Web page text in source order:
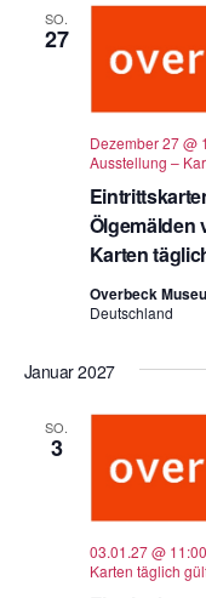
SO.
27
Ölgemälden
Karten
Dezember 27 @
Ausstellung –
Overbeck
Deutschland
Januar 2027
SO.
3
03.01.27 @ 11:00
Karten täglich